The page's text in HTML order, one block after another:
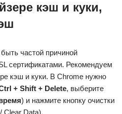
кэш и куки,
частой причиной
сертификатами. Рекомендуем
кэш и куки. В Chrome нужно
+ Shift + Delete, выберите
) и нажмите кнопку очистки